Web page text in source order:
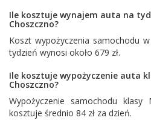
Ile kosztuje wynajem auta na
Choszczno?
Koszt wypożyczenia samochodu
tydzień wynosi około 679 zł.
Ile kosztuje wypożyczenie auta
Choszczno?
Wypożyczenie samochodu
kosztuje średnio 84 zł za dzień.